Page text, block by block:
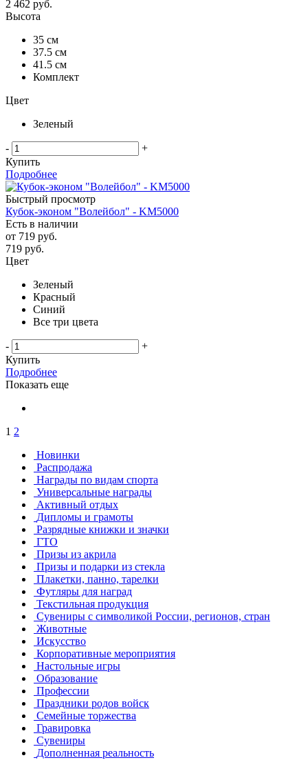
2 462 руб.
Высота
35 см
37.5 см
41.5 см
Комплект
Цвет
Зеленый
-
+
Купить
Подробнее
Быстрый просмотр
Кубок-эконом "Волейбол" - KM5000
Есть в наличии
от 719 руб.
719 руб.
Цвет
Зеленый
Красный
Синий
Все три цвета
-
+
Купить
Подробнее
Показать еще
1 2
Новинки
Распродажа
Награды по видам спорта
Универсальные награды
Активный отдых
Дипломы и грамоты
Разрядные книжки и значки
ГТО
Призы из акрила
Призы и подарки из стекла
Плакетки, панно, тарелки
Футляры для наград
Текстильная продукция
Сувениры с символикой России, регионов, стран
Животные
Искусство
Корпоративные мероприятия
Настольные игры
Образование
Профессии
Праздники родов войск
Семейные торжества
Гравировка
Сувениры
Дополненная реальность